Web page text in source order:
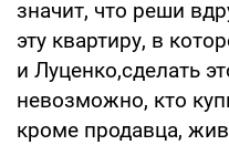
значит, что реши
эту квартиру, в
и Луценко,сделать
невозможно, кто
кроме продавца,